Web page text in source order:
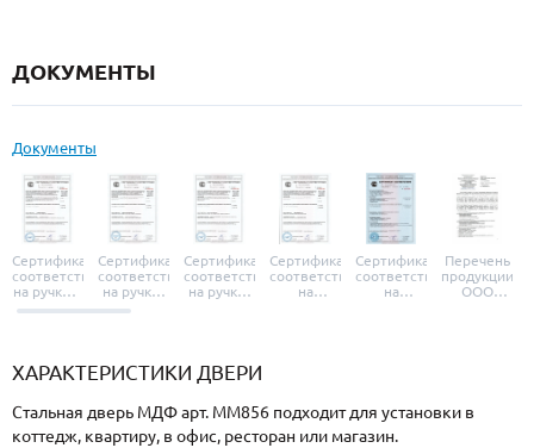
ДОКУМЕНТЫ
Документы
Сертификат
соответствия
на ручки и
броненакладки
Сертификат
соответствия
на ручки-
защелки
Сертификат
соответствия
на ручки-
Сертификат
соответствия
на
Сертификат
соответствия
на
Перечень
продукции
ООО
ХАРАКТЕРИСТИКИ ДВЕРИ
Стальная дверь МДФ арт. ММ856 подходит для установки в
коттедж, квартиру, в офис, ресторан или магазин.